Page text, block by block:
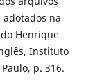
na
Henrique
Instituto
p. 316.